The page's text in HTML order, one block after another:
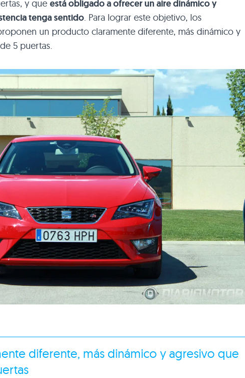
y que está obligado a ofrecer un aire dinámico y
tenga sentido. Para lograr este objetivo, los
un producto claramente diferente, más dinámico y
5 puertas.
diferente, más dinámico y agresivo que